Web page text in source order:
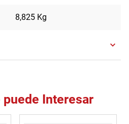
8,825 Kg
puede Interesar